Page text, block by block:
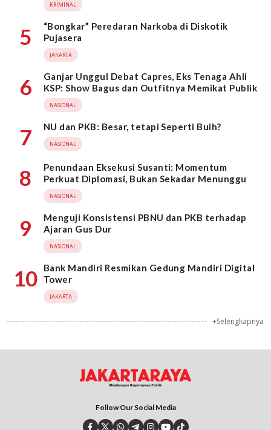
KRIMINAL
5
“Bongkar” Peredaran Narkoba di Diskotik
Pujasera
JAKARTA
6
Ganjar Unggul Debat Capres, Eks Tenaga Ahli
KSP: Show Bagus dan Outfitnya Memikat Publik
NASIONAL
7 NU dan PKB: Besar, tetapi Seperti Buih?
NASIONAL
8
Penundaan Eksekusi Susanti: Momentum
Perkuat Diplomasi, Bukan Sekadar Menunggu
NASIONAL
9
Menguji Konsistensi PBNU dan PKB terhadap
Ajaran Gus Dur
NASIONAL
10
Bank Mandiri Resmikan Gedung Mandiri Digital
Tower
JAKARTA
+Selengkapnya
Follow Our Social Media